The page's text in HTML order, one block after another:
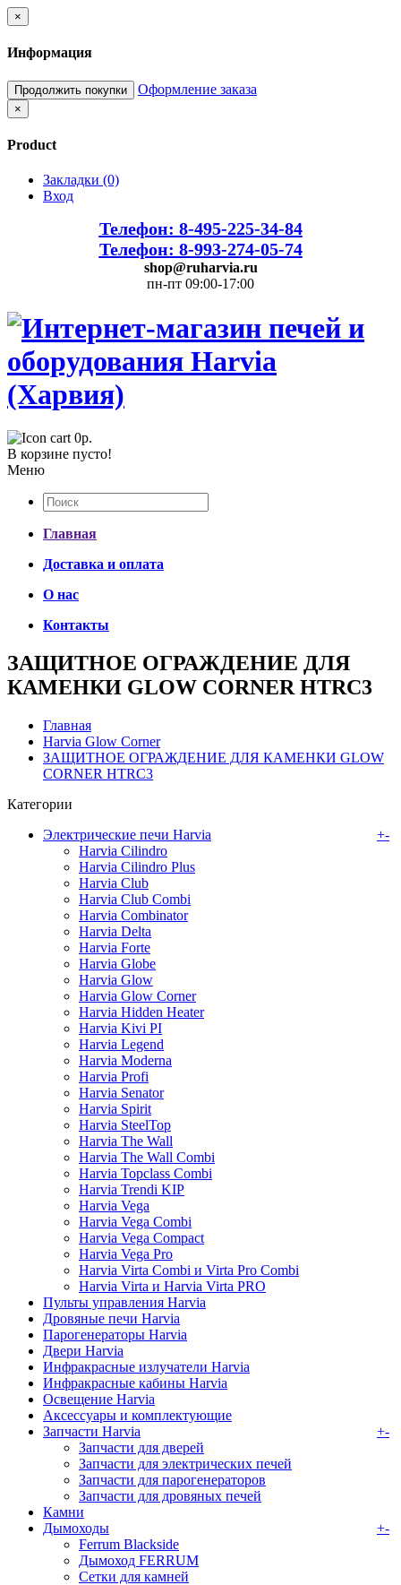
×
Информация
Продолжить покупки Оформление заказа
×
Product
Закладки (0)
Вход
Телефон: 8-495-225-34-84
Телефон: 8-993-274-05-74
shop@ruharvia.ru
пн-пт 09:00-17:00
0р.
В корзине пусто!
Меню
Главная
Доставка и оплата
О нас
Контакты
ЗАЩИТНОЕ ОГРАЖДЕНИЕ ДЛЯ
КАМЕНКИ GLOW CORNER HTRC3
Главная
Harvia Glow Corner
ЗАЩИТНОЕ ОГРАЖДЕНИЕ ДЛЯ КАМЕНКИ GLOW
CORNER HTRC3
Категории
Электрические печи Harvia
+-
Harvia Cilindro
Harvia Cilindro Plus
Harvia Club
Harvia Club Combi
Harvia Combinator
Harvia Delta
Harvia Forte
Harvia Globe
Harvia Glow
Harvia Glow Corner
Harvia Hidden Heater
Harvia Kivi PI
Harvia Legend
Harvia Moderna
Harvia Profi
Harvia Senator
Harvia Spirit
Harvia SteelTop
Harvia The Wall
Harvia The Wall Combi
Harvia Topclass Combi
Harvia Trendi KIP
Harvia Vega
Harvia Vega Combi
Harvia Vega Compact
Harvia Vega Pro
Harvia Virta Combi и Virta Pro Combi
Harvia Virta и Harvia Virta PRO
Пульты управления Harvia
Дровяные печи Harvia
Парогенераторы Harvia
Двери Harvia
Инфракрасные излучатели Harvia
Инфракрасные кабины Harvia
Освещение Harvia
Аксессуары и комплектующие
Запчасти Harvia
+-
Запчасти для дверей
Запчасти для электрических печей
Запчасти для парогенераторов
Запчасти для дровяных печей
Камни
Дымоходы
+-
Ferrum Blackside
Дымоход FERRUM
Сетки для камней